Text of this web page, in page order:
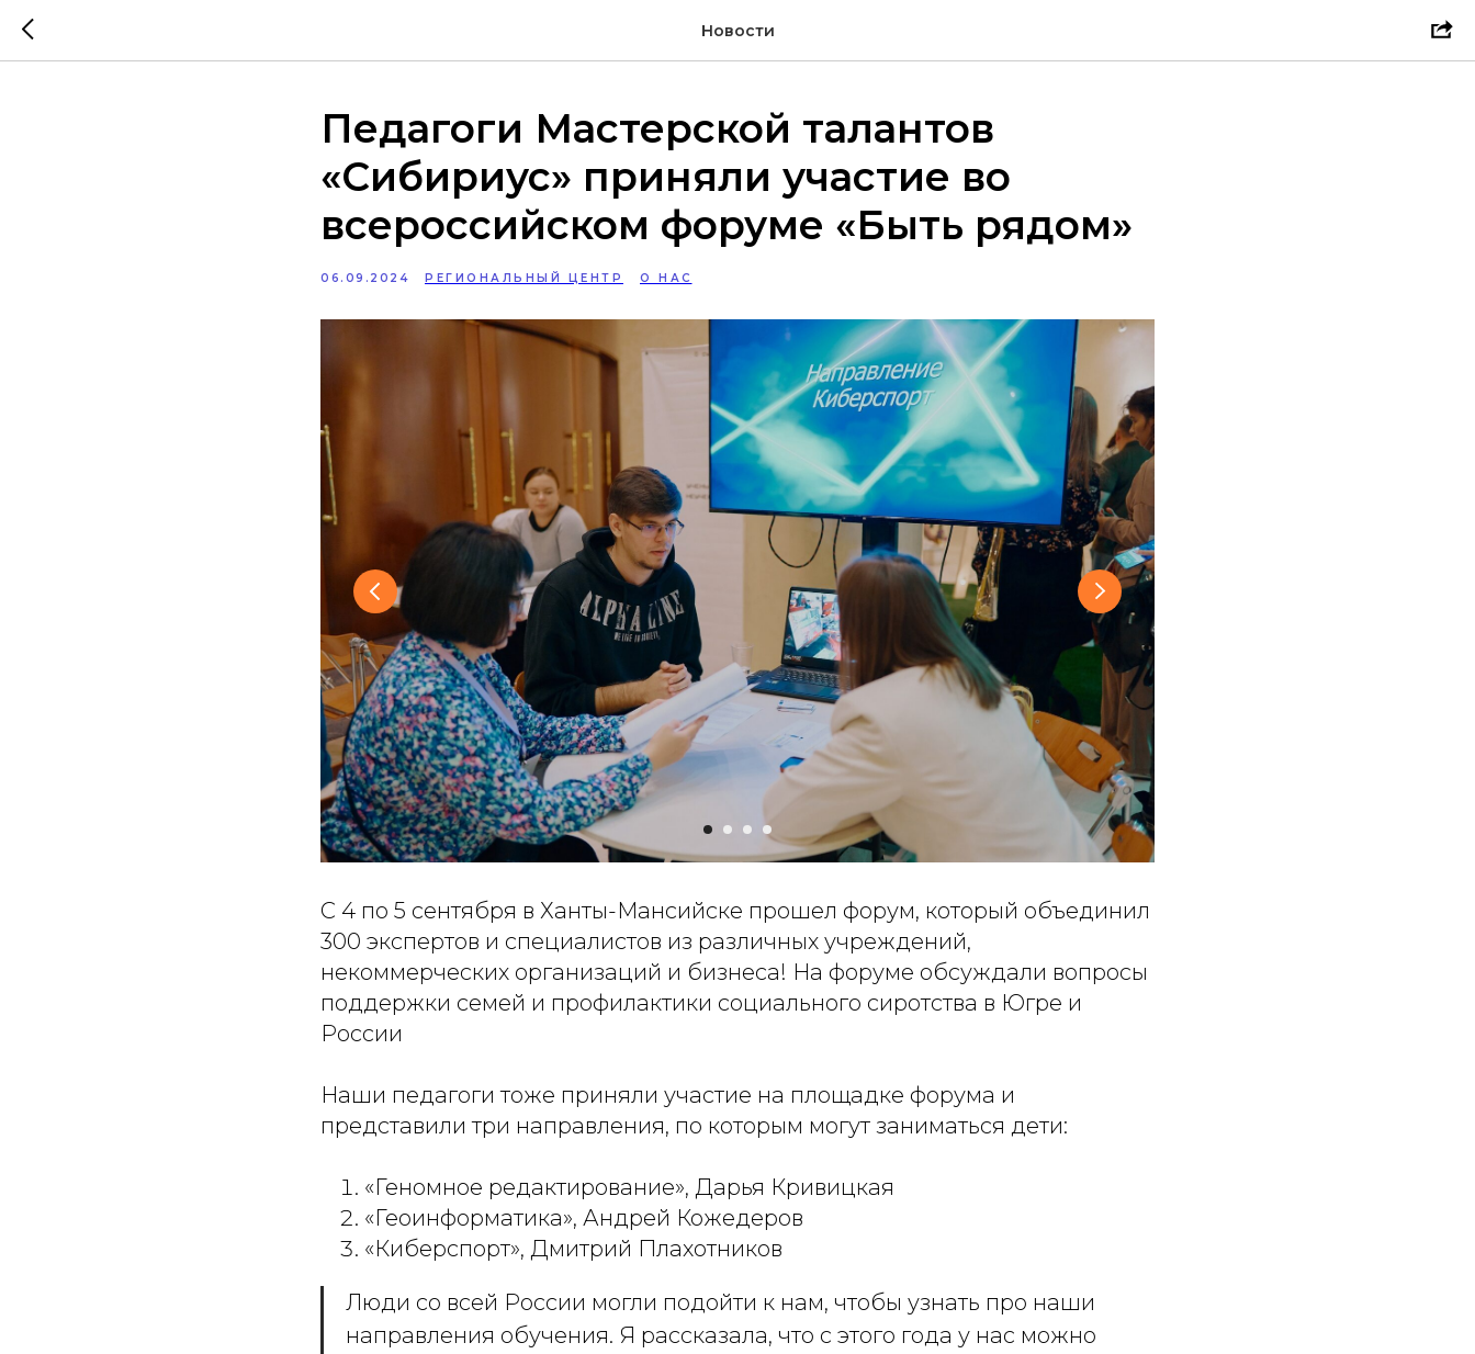
Новости
Педагоги Мастерской талантов
«Сибириус» приняли участие во
всероссийском форуме «Быть рядом»
06.09.2024 РЕГИОНАЛЬНЫЙ ЦЕНТР О НАС
С 4 по 5 сентября в Ханты-Мансийске прошел форум, который объединил
300 экспертов и специалистов из различных учреждений,
некоммерческих организаций и бизнеса! На форуме обсуждали вопросы
поддержки семей и профилактики социального сиротства в Югре и
России
Наши педагоги тоже приняли участие на площадке форума и
представили три направления, по которым могут заниматься дети:
«Геномное редактирование», Дарья Кривицкая
«Геоинформатика», Андрей Кожедеров
«Киберспорт», Дмитрий Плахотников
Люди со всей России могли подойти к нам, чтобы узнать про наши
направления обучения. Я рассказала, что с этого года у нас можно